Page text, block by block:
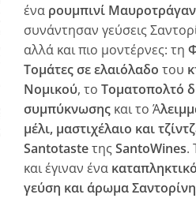
ένα ρουμπινί
συνάντησαν γεύσεις
αλλά και πιο μοντέρνες: τη
Τομάτες σε ελαιόλαδο του
Νομικού, τοΤοματοπολτό
συμπύκνωσης και το Ά
μέλι, μαστιχέλαιο και
SantotasteτηςSantoWines.
και έγιναν ένα
γεύση και άρωμα